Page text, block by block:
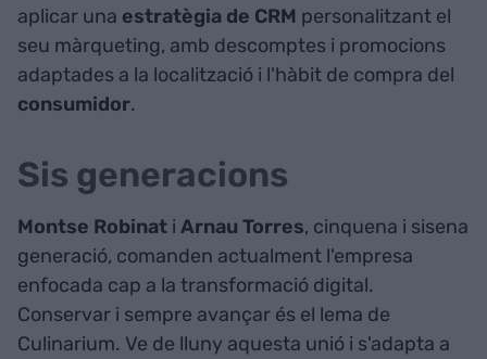
aplicar una estratègia de CRM personalitzant el
seu màrqueting, amb descomptes i promocions
adaptades a la localització i l'hàbit de compra del
consumidor.
Sis generacions
Montse Robinat i Arnau Torres, cinquena i sisena
generació, comanden actualment l'empresa
enfocada cap a la transformació digital.
Conservar i sempre avançar és el lema de
Culinarium. Ve de lluny aquesta unió i s'adapta a